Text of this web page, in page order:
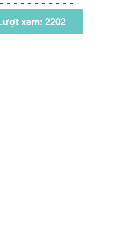
xem: 2202